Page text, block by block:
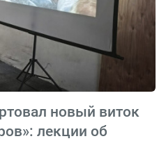
новый виток
лекции об